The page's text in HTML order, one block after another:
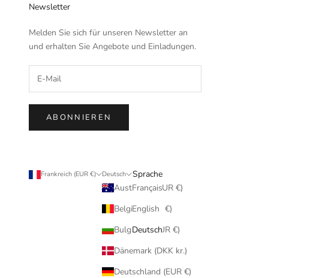
Newsletter
Melden Sie sich für unseren Newsletter an
und erhalten Sie Angebote und Einladungen.
ABONNIEREN
Frankreich (EUR €)
Land
Australien (EUR €)
Belgien (EUR €)
Bulgarien (EUR €)
Dänemark (DKK kr.)
Deutschland (EUR €)
Deutsch
Sprache
Français
English
Deutsch